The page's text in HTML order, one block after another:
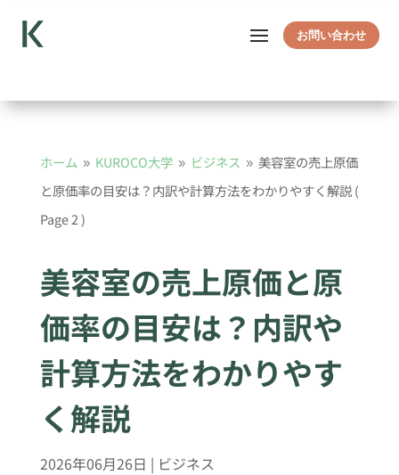
お問い合わせ
ホーム 9 KUROCO大学 9 ビジネス 9 美容室の売上原価
と原価率の目安は？内訳や計算方法をわかりやすく解説(
Page 2 )
美容室の売上原価と原
価率の目安は？内訳や
計算方法をわかりやす
く解説
2026年06月26日 | ビジネス